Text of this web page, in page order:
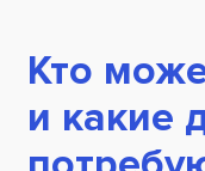
Кто
и какие